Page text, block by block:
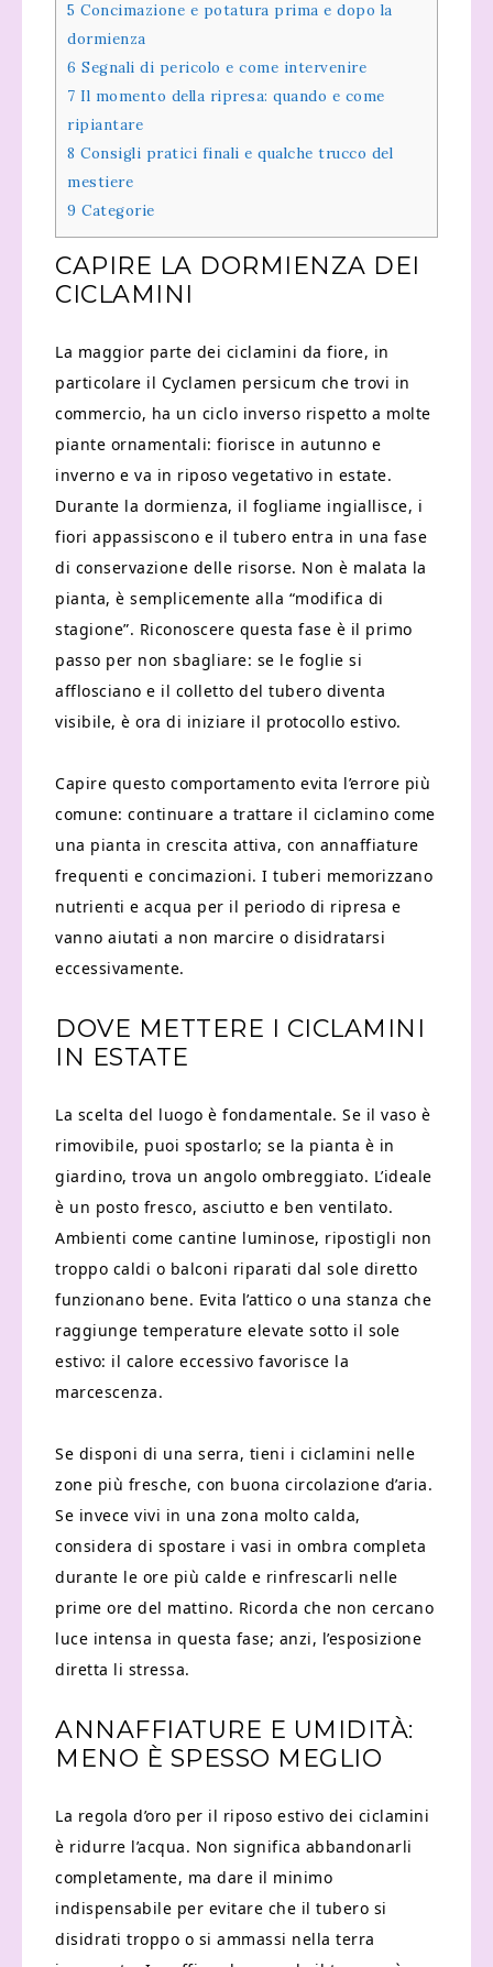
5 Concimazione e potatura prima e dopo la
dormienza
6 Segnali di pericolo e come intervenire
7 Il momento della ripresa: quando e come
ripiantare
8 Consigli pratici finali e qualche trucco del
mestiere
9 Categorie
CAPIRE LA DORMIENZA DEI
CICLAMINI
La maggior parte dei ciclamini da fiore, in
particolare il Cyclamen persicum che trovi in
commercio, ha un ciclo inverso rispetto a molte
piante ornamentali: fiorisce in autunno e
inverno e va in riposo vegetativo in estate.
Durante la dormienza, il fogliame ingiallisce, i
fiori appassiscono e il tubero entra in una fase
di conservazione delle risorse. Non è malata la
pianta, è semplicemente alla “modifica di
stagione”. Riconoscere questa fase è il primo
passo per non sbagliare: se le foglie si
afflosciano e il colletto del tubero diventa
visibile, è ora di iniziare il protocollo estivo.
Capire questo comportamento evita l’errore più
comune: continuare a trattare il ciclamino come
una pianta in crescita attiva, con annaffiature
frequenti e concimazioni. I tuberi memorizzano
nutrienti e acqua per il periodo di ripresa e
vanno aiutati a non marcire o disidratarsi
eccessivamente.
DOVE METTERE I CICLAMINI
IN ESTATE
La scelta del luogo è fondamentale. Se il vaso è
rimovibile, puoi spostarlo; se la pianta è in
giardino, trova un angolo ombreggiato. L’ideale
è un posto fresco, asciutto e ben ventilato.
Ambienti come cantine luminose, ripostigli non
troppo caldi o balconi riparati dal sole diretto
funzionano bene. Evita l’attico o una stanza che
raggiunge temperature elevate sotto il sole
estivo: il calore eccessivo favorisce la
marcescenza.
Se disponi di una serra, tieni i ciclamini nelle
zone più fresche, con buona circolazione d’aria.
Se invece vivi in una zona molto calda,
considera di spostare i vasi in ombra completa
durante le ore più calde e rinfrescarli nelle
prime ore del mattino. Ricorda che non cercano
luce intensa in questa fase; anzi, l’esposizione
diretta li stressa.
ANNAFFIATURE E UMIDITÀ:
MENO È SPESSO MEGLIO
La regola d’oro per il riposo estivo dei ciclamini
è ridurre l’acqua. Non significa abbandonarli
completamente, ma dare il minimo
indispensabile per evitare che il tubero si
disidrati troppo o si ammassi nella terra